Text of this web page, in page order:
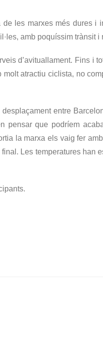
les marxes més dures i
amb poquíssim trànsit
d’avituallament. Fins i
atractiu ciclista, no
entre
que podríem
la marxa els vaig fer
Les temperatures han